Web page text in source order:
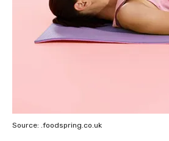
Source: .foodspring.co.uk